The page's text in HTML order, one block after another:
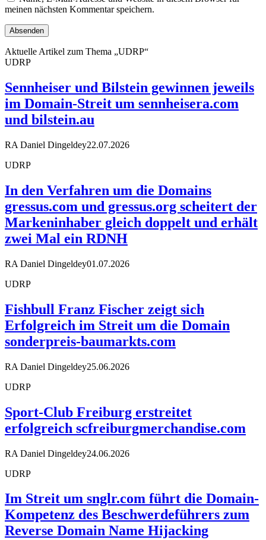
meinen nächsten Kommentar speichern.
Aktuelle Artikel zum Thema „UDRP“
UDRP
Sennheiser und Bilstein gewinnen jeweils
im Domain-Streit um sennheisera.com
und bilstein.au
RA Daniel Dingeldey22.07.2026
UDRP
In den Verfahren um die Domains
gressus.com und gressus.org scheitert der
Markeninhaber gleich doppelt und erhält
zwei Mal ein RDNH
RA Daniel Dingeldey01.07.2026
UDRP
Fishbull Franz Fischer zeigt sich
Erfolgreich im Streit um die Domain
sonderpreis-baumarkts.com
RA Daniel Dingeldey25.06.2026
UDRP
Sport-Club Freiburg erstreitet
erfolgreich scfreiburgmerchandise.com
RA Daniel Dingeldey24.06.2026
UDRP
Im Streit um snglr.com führt die Domain-
Kompetenz des Beschwerdeführers zum
Reverse Domain Name Hijacking